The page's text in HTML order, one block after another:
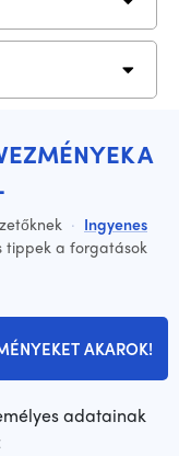
A
· Ingyenes
tippek a forgatások
AKAROK!
adatainak